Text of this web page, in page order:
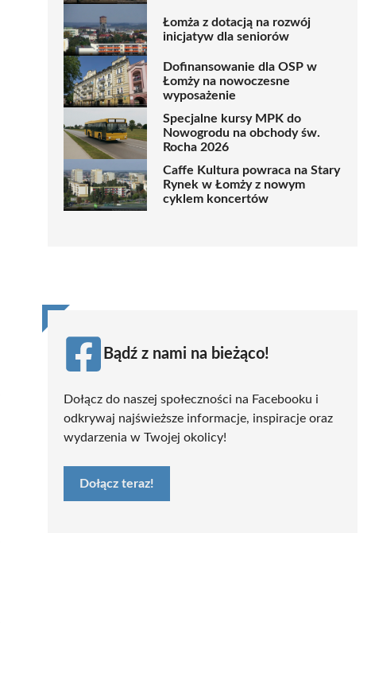
Łomża z dotacją na rozwój
inicjatyw dla seniorów
Dofinansowanie dla OSP w
Łomży na nowoczesne
wyposażenie
Specjalne kursy MPK do
Nowogrodu na obchody św.
Rocha 2026
Caffe Kultura powraca na Stary
Rynek w Łomży z nowym
cyklem koncertów
Bądź z nami na bieżąco!
Dołącz do naszej społeczności na Facebooku i
odkrywaj najświeższe informacje, inspiracje oraz
wydarzenia w Twojej okolicy!
Dołącz teraz!